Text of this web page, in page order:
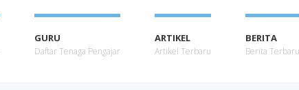
GURU
Daftar Tenaga Pengajar
ARTIKEL
Artikel Terbaru
BERITA
Berita Terbaru